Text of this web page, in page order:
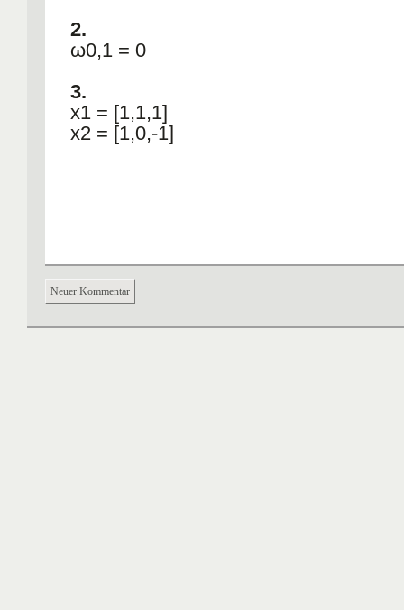
3.
Geben Sie 2 Eigenvektoren ohne
2.
ω0,1 = 0
3.
x1 = [1,1,1]
x2 = [1,0,-1]
Neuer Kommentar